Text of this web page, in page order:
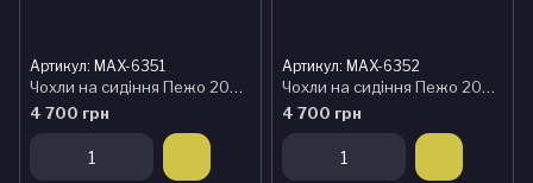
Артикул: MAX-6351
Чохли на сидіння Пежо 208 (Peugeot 208) модельні MAX з екошкіри Чорно-жовтий
4 700 грн
Артикул: MAX-6352
Чохли на сидіння Пежо 208 (Peugeot 208) модельні MAX з екошкіри Чорно-зелений
4 700 грн